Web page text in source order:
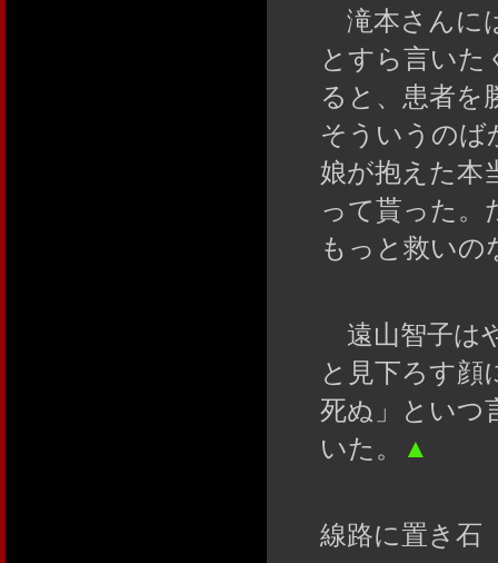
滝本さんに
とすら言い
ると、患者を
そういうのば
娘が抱えた本
って貰った。
もっと救い
遠山智子は
と見下ろす
死ぬ」といつ
いた。
▲
線路に置き石